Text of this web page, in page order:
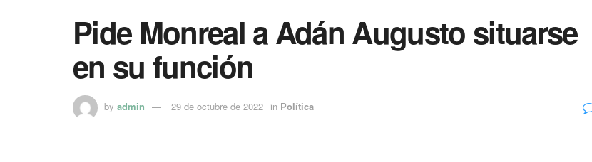
Pide Monreal a Adán Augusto situarse
en su función
by admin 29 de octubre de 2022 in Política